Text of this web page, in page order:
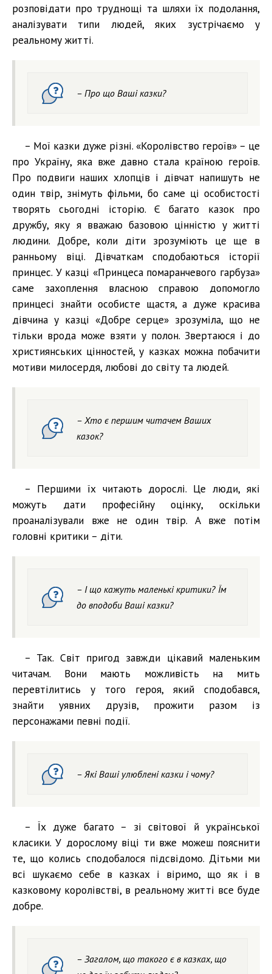
розповідати про труднощі та шляхи їх подолання,
аналізувати типи людей, яких зустрічаємо у
реальному житті.
– Про що Ваші казки?
– Мої казки дуже різні. «Королівство героїв» – це
про Україну, яка вже давно стала країною героїв.
Про подвиги наших хлопців і дівчат напишуть не
один твір, знімуть фільми, бо саме ці особистості
творять сьогодні історію. Є багато казок про
дружбу, яку я вважаю базовою цінністю у житті
людини. Добре, коли діти зрозуміють це ще в
ранньому віці. Дівчаткам сподобаються історії
принцес. У казці «Принцеса помаранчевого гарбуза»
саме захоплення власною справою допомогло
принцесі знайти особисте щастя, а дуже красива
дівчина у казці «Добре серце» зрозуміла, що не
тільки врода може взяти у полон. Звертаюся і до
християнських цінностей, у казках можна побачити
мотиви милосердя, любові до світу та людей.
– Хто є першим читачем Ваших
казок?
– Першими їх читають дорослі. Це люди, які
можуть дати професійну оцінку, оскільки
проаналізували вже не один твір. А вже потім
головні критики – діти.
– І що кажуть маленькі критики? Їм
до вподоби Ваші казки?
– Так. Світ пригод завжди цікавий маленьким
читачам. Вони мають можливість на мить
перевтілитись у того героя, який сподобався,
знайти уявних друзів, прожити разом із
персонажами певні події.
– Які Ваші улюблені казки і чому?
– Їх дуже багато – зі світової й української
класики. У дорослому віці ти вже можеш пояснити
те, що колись сподобалося підсвідомо. Дітьми ми
всі шукаємо себе в казках і віримо, що як і в
казковому королівстві, в реальному житті все буде
добре.
– Загалом, що такого є в казках, що